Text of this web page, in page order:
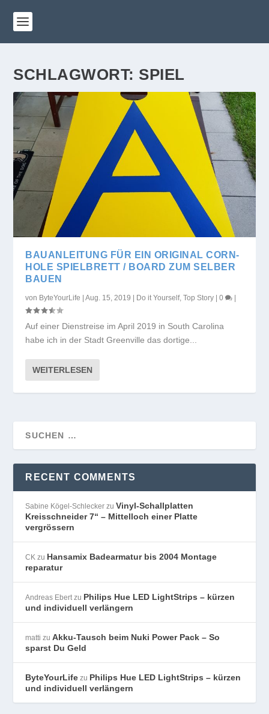
SCHLAGWORT: SPIEL
BAUANLEITUNG FÜR EIN ORIGINAL CORN-
HOLE SPIELBRETT / BOARD ZUM SELBER
BAUEN
von ByteYourLife |Aug. 15, 2019 | Do it Yourself,Top Story |0 |
Auf einer Dienstreise im April 2019 in South Carolina
habe ich in der Stadt Greenville das dortige...
WEITERLESEN
RECENT COMMENTS
Sabine Kögel-Schlecker zuVinyl-Schallplatten
Kreisschneider 7“ – Mittelloch einer Platte
vergrössern
CK zu Hansamix Badearmatur bis 2004 Montage
reparatur
Andreas Ebert zu Philips Hue LED LightStrips – kürzen
und individuell verlängern
matti zuAkku-Tausch beim Nuki Power Pack – So
sparst Du Geld
ByteYourLife zu Philips Hue LED LightStrips – kürzen
und individuell verlängern